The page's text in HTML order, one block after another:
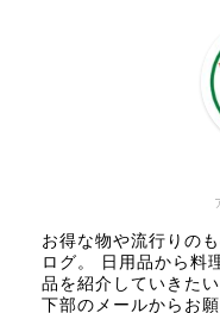
お得な物や流行りの
ログ。 日用品から料
品を紹介していきた
下部のメールからお願